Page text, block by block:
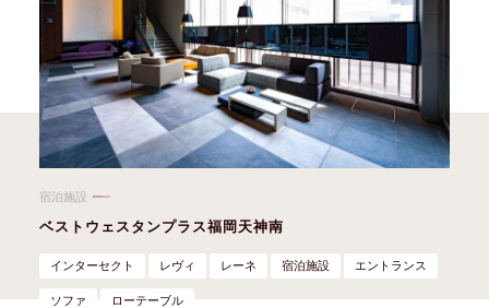
宿泊施設
ベストウェスタンプラス福岡天神南
インターセクト レヴィ レーネ 宿泊施設 エントランス
ソファ ローテーブル